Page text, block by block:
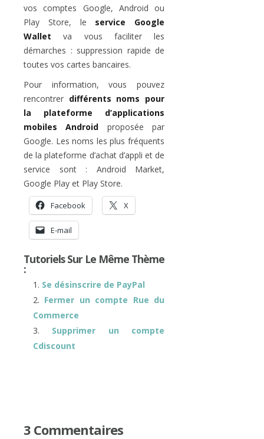
vos comptes Google, Android ou
Play Store, le service Google
Wallet va vous faciliter les
démarches : suppression rapide de
toutes vos cartes bancaires.
Pour information, vous pouvez
rencontrer différents noms pour
la plateforme d’applications
mobiles Android proposée par
Google. Les noms les plus fréquents
de la plateforme d’achat d’appli et de
service sont : Android Market,
Google Play et Play Store.
Facebook X
E-mail
Tutoriels Sur Le Même Thème
:
Se désinscrire de PayPal
Fermer un compte Rue du
Commerce
Supprimer un compte
Cdiscount
3 Commentaires